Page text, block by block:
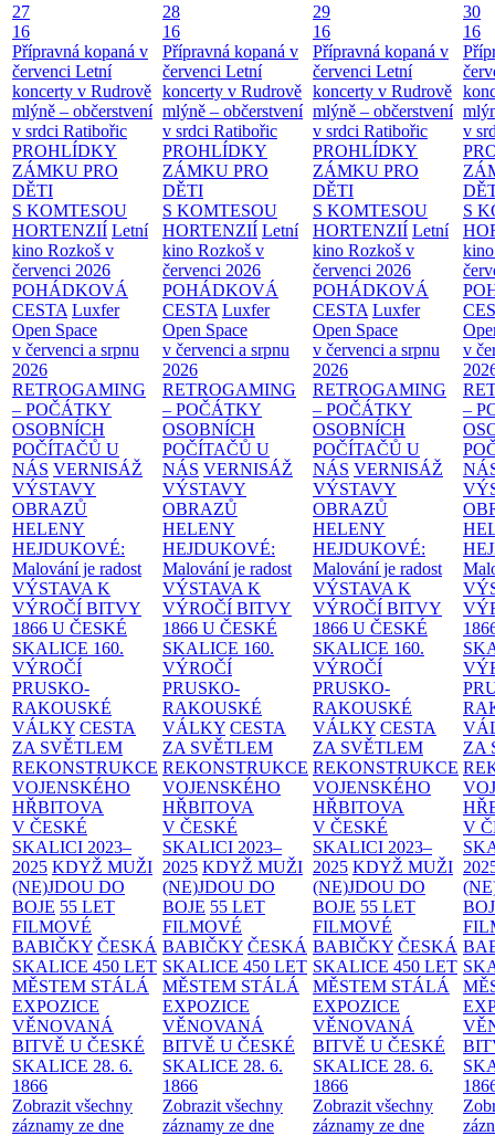
27
16
Přípravná kopaná v
červenci Letní
koncerty v Rudrově
mlýně – občerstvení
v srdci Ratibořic
PROHLÍDKY
ZÁMKU PRO
DĚTI
S KOMTESOU
HORTENZIÍ Letní
kino Rozkoš v
červenci 2026
POHÁDKOVÁ
CESTA Luxfer
Open Space
v červenci a srpnu
2026
RETROGAMING
– POČÁTKY
OSOBNÍCH
POČÍTAČŮ U
NÁS VERNISÁŽ
VÝSTAVY
OBRAZŮ
HELENY
HEJDUKOVÉ:
Malování je radost
VÝSTAVA K
VÝROČÍ BITVY
1866 U ČESKÉ
SKALICE 160.
VÝROČÍ
PRUSKO-
RAKOUSKÉ
VÁLKY CESTA
ZA SVĚTLEM
REKONSTRUKCE
VOJENSKÉHO
HŘBITOVA
V ČESKÉ
SKALICI 2023–
2025 KDYŽ MUŽI
(NE)JDOU DO
BOJE 55 LET
FILMOVÉ
BABIČKY ČESKÁ
SKALICE 450 LET
MĚSTEM STÁLÁ
EXPOZICE
VĚNOVANÁ
BITVĚ U ČESKÉ
SKALICE 28. 6.
1866
Zobrazit všechny
záznamy ze dne
28
16
Přípravná kopaná v
červenci Letní
koncerty v Rudrově
mlýně – občerstvení
v srdci Ratibořic
PROHLÍDKY
ZÁMKU PRO
DĚTI
S KOMTESOU
HORTENZIÍ Letní
kino Rozkoš v
červenci 2026
POHÁDKOVÁ
CESTA Luxfer
Open Space
v červenci a srpnu
2026
RETROGAMING
– POČÁTKY
OSOBNÍCH
POČÍTAČŮ U
NÁS VERNISÁŽ
VÝSTAVY
OBRAZŮ
HELENY
HEJDUKOVÉ:
Malování je radost
VÝSTAVA K
VÝROČÍ BITVY
1866 U ČESKÉ
SKALICE 160.
VÝROČÍ
PRUSKO-
RAKOUSKÉ
VÁLKY CESTA
ZA SVĚTLEM
REKONSTRUKCE
VOJENSKÉHO
HŘBITOVA
V ČESKÉ
SKALICI 2023–
2025 KDYŽ MUŽI
(NE)JDOU DO
BOJE 55 LET
FILMOVÉ
BABIČKY ČESKÁ
SKALICE 450 LET
MĚSTEM STÁLÁ
EXPOZICE
VĚNOVANÁ
BITVĚ U ČESKÉ
SKALICE 28. 6.
1866
Zobrazit všechny
záznamy ze dne
29
16
Přípravná kopaná v
červenci Letní
koncerty v Rudrově
mlýně – občerstvení
v srdci Ratibořic
PROHLÍDKY
ZÁMKU PRO
DĚTI
S KOMTESOU
HORTENZIÍ Letní
kino Rozkoš v
červenci 2026
POHÁDKOVÁ
CESTA Luxfer
Open Space
v červenci a srpnu
2026
RETROGAMING
– POČÁTKY
OSOBNÍCH
POČÍTAČŮ U
NÁS VERNISÁŽ
VÝSTAVY
OBRAZŮ
HELENY
HEJDUKOVÉ:
Malování je radost
VÝSTAVA K
VÝROČÍ BITVY
1866 U ČESKÉ
SKALICE 160.
VÝROČÍ
PRUSKO-
RAKOUSKÉ
VÁLKY CESTA
ZA SVĚTLEM
REKONSTRUKCE
VOJENSKÉHO
HŘBITOVA
V ČESKÉ
SKALICI 2023–
2025 KDYŽ MUŽI
(NE)JDOU DO
BOJE 55 LET
FILMOVÉ
BABIČKY ČESKÁ
SKALICE 450 LET
MĚSTEM STÁLÁ
EXPOZICE
VĚNOVANÁ
BITVĚ U ČESKÉ
SKALICE 28. 6.
1866
Zobrazit všechny
záznamy ze dne
30
16
v
S
v
–
ZA
V